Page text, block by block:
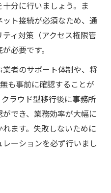
分に行いましょう。ま
ト接続が必須なため、通
ィ対策（アクセス権限管
必要です。
者のサポート体制や、将
も事前に確認することが
ラウド型移行後に事務所
でき、業務効率が大幅に
ます。失敗しないために
ーションを必ず行いまし